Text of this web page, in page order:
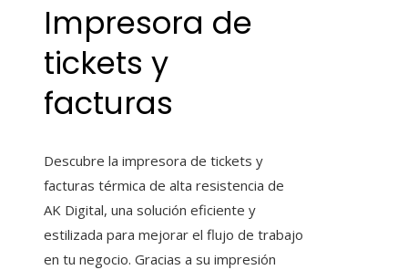
Impresora de
tickets y
facturas
Descubre la impresora de tickets y
facturas térmica de alta resistencia de
AK Digital, una solución eficiente y
estilizada para mejorar el flujo de trabajo
en tu negocio. Gracias a su impresión